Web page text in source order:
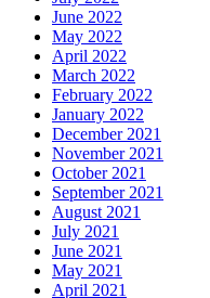
June 2022
May 2022
April 2022
March 2022
February 2022
January 2022
December 2021
November 2021
October 2021
September 2021
August 2021
July 2021
June 2021
May 2021
April 2021